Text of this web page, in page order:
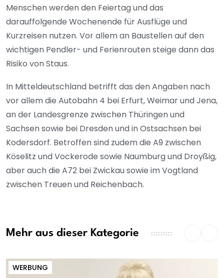
Menschen werden den Feiertag und das
darauffolgende Wochenende für Ausflüge und
Kurzreisen nutzen. Vor allem an Baustellen auf den
wichtigen Pendler- und Ferienrouten steige dann das
Risiko von Staus.
In Mitteldeutschland betrifft das den Angaben nach
vor allem die Autobahn 4 bei Erfurt, Weimar und Jena,
an der Landesgrenze zwischen Thüringen und
Sachsen sowie bei Dresden und in Ostsachsen bei
Kodersdorf. Betroffen sind zudem die A9 zwischen
Köselitz und Vockerode sowie Naumburg und Droyßig,
aber auch die A72 bei Zwickau sowie im Vogtland
zwischen Treuen und Reichenbach.
Mehr aus dieser Kategorie
WERBUNG